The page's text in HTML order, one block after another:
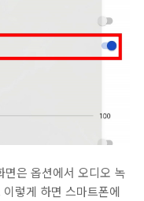
면은 옵션에서 오디오 녹
렇게 하면 스마트폰에